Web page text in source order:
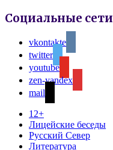
Социальные сети
vkontakte
twitter
youtube
zen-yandex
mail
12+
Лицейские беседы
Русский Север
Литература